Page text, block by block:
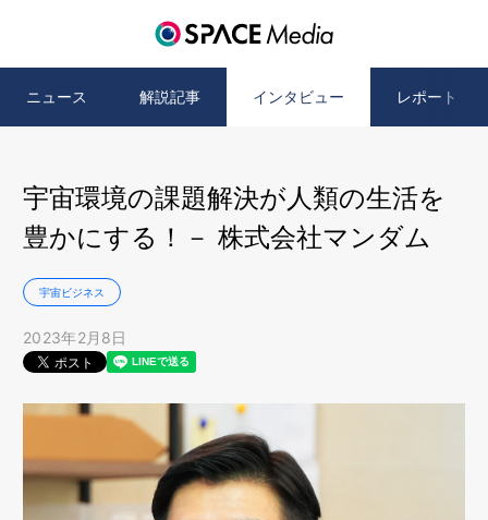
ニュース 解説記事 インタビュー レポート
宇宙環境の課題解決が人類の生活を
豊かにする！－ 株式会社マンダム
宇宙ビジネス
2023年2月8日